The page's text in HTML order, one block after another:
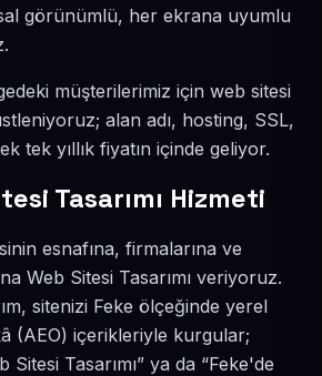
görünümlü, her ekrana uyumlu
müşterilerimiz için web sitesi
alan adı, hosting, SSL,
tek yıllık fiyatın içinde geliyor.
Tasarımı Hizmeti
esnafına, firmalarına ve
Web Sitesi Tasarımı veriyoruz.
sitenizi Feke ölçeğinde yerel
(AEO) içerikleriyle kurgular;
Sitesi Tasarımı” ya da “Feke'de